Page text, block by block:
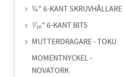
¼" 6-KANT SKRUVHÅLLARE
⁷⁄₁₆" 6-KANT BITS
MUTTERDRAGARE - TOKU
MOMENTNYCKEL -
NOVATORK